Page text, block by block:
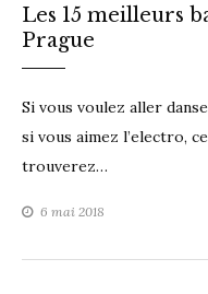
Les 15 meilleurs
Prague
Si vous voulez aller
si vous aimez l’electro,
trouverez…
6 mai 2018